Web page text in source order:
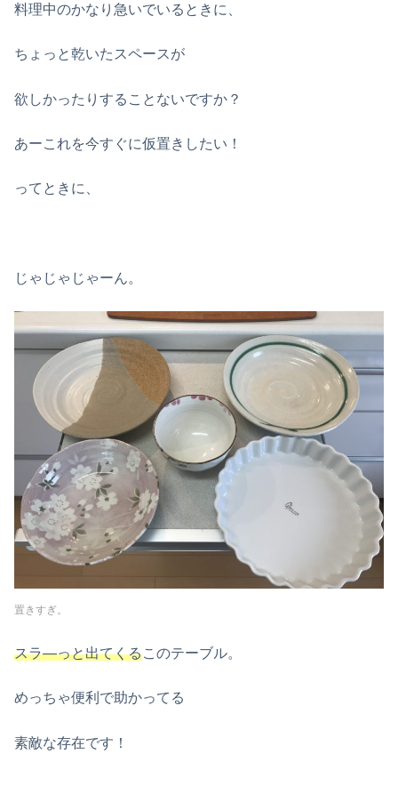
料理中のかなり急いでいるときに、
ちょっと乾いたスペースが
欲しかったりすることないですか？
あーこれを今すぐに仮置きしたい！
ってときに、
じゃじゃじゃーん。
置きすぎ。
スラ―っと出てくるこのテーブル。
めっちゃ便利で助かってる
素敵な存在です！